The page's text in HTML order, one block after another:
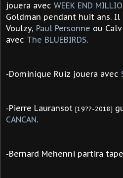
jouera avec WEEK END
Goldman pendant huit ans.
Voulzy, Paul Personne ou
avec The BLUEBIRDS.
-Dominique Ruiz jouera avec
-Pierre Lauransot [19??-2018]
CANCAN.
-Bernard Mehenni partira